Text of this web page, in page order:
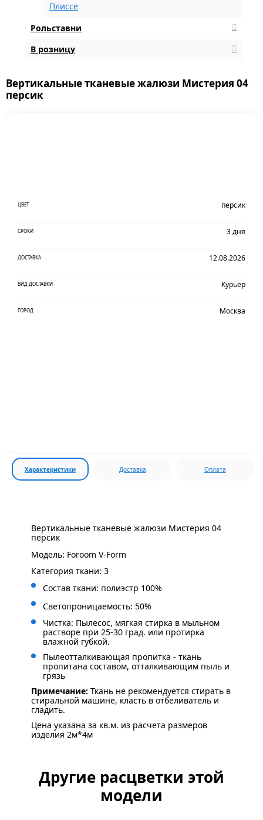
Плиссе
Рольставни
В розницу
Вертикальные тканевые жалюзи Мистерия 04
персик
ЦВЕТ персик
СРОКИ 3 дня
ДОСТАВКА 12.08.2026
ВИД ДОСТАВКИ Курьер
ГОРОД Москва
Характеристики Доставка Оплата
Вертикальные тканевые жалюзи Мистерия 04
персик
Модель: Foroom V-Form
Категория ткани: 3
Состав ткани: полиэстр 100%
Светопроницаемость: 50%
Чистка: Пылесос, мягкая стирка в мыльном
растворе при 25-30 град. или протирка
влажной губкой.
Пылеотталкивающая пропитка - ткань
пропитана составом, отталкивающим пыль и
грязь
Примечание: Ткань не рекомендуется стирать в
стиральной машине, класть в отбеливатель и
гладить.
Цена указана за кв.м. из расчета размеров
изделия 2м*4м
Другие расцветки этой
модели